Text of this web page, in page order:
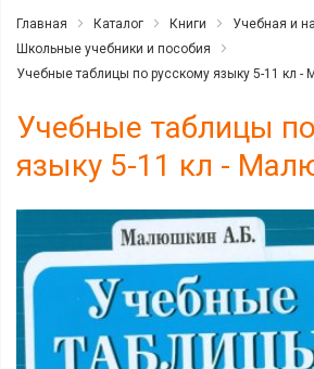
Главная Каталог Книги
Учебная и
Школьные учебники и пособия
Учебные таблицы по русскому языку 5-11 кл -
Учебные таблицы
языку 5-11 кл -